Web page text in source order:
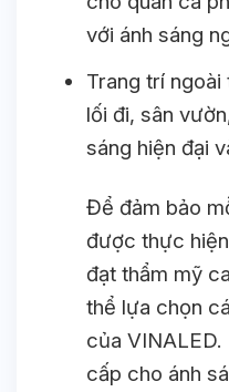
với ánh sáng
Trang trí ngoài
lối đi, sân
sáng hiện đại
Để đảm bảo
được thực
đạt thẩm mỹ
thể lựa chọn
của
cấp cho ánh